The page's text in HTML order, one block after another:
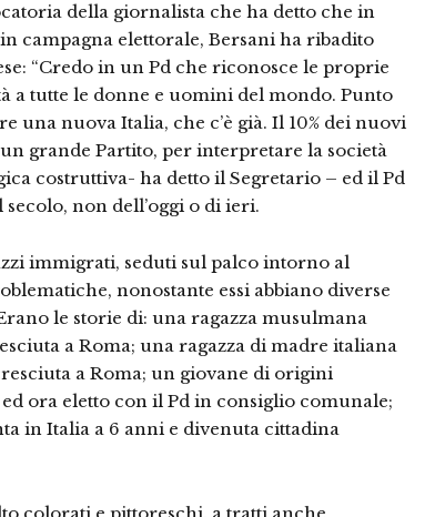
della giornalista che ha detto che in
campagna elettorale, Bersani ha ribadito
“Credo in un Pd che riconosce le proprie
a tutte le donne e uomini del mondo. Punto
una nuova Italia, che c’è già. Il 10% dei nuovi
grande Partito, per interpretare la società
costruttiva- ha detto il Segretario – ed il Pd
non dell’oggi o di ieri.
immigrati, seduti sul palco intorno al
nonostante essi abbiano diverse
le storie di: una ragazza musulmana
a Roma; una ragazza di madre italiana
a Roma; un giovane di origini
ora eletto con il Pd in consiglio comunale;
in Italia a 6 anni e divenuta cittadina